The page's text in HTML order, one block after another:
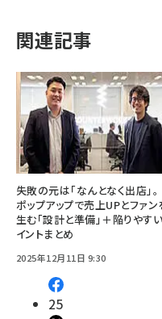
関連記事
失敗の元は「なんとなく出店」。
ポップアップで売上UPとファン
生む「設計と準備」＋陥りやす
イントまとめ
2025年12月11日 9:30
25